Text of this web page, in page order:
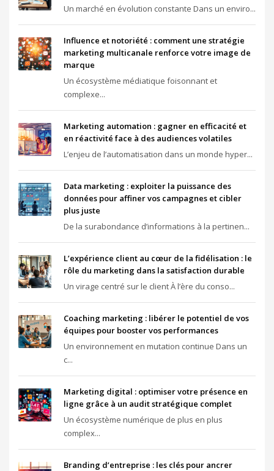
Un marché en évolution constante Dans un enviro...
Influence et notoriété : comment une stratégie
marketing multicanale renforce votre image de
marque
Un écosystème médiatique foisonnant et
complexe...
Marketing automation : gagner en efficacité et
en réactivité face à des audiences volatiles
L’enjeu de l’automatisation dans un monde hyper...
Data marketing : exploiter la puissance des
données pour affiner vos campagnes et cibler
plus juste
De la surabondance d’informations à la pertinen...
L’expérience client au cœur de la fidélisation : le
rôle du marketing dans la satisfaction durable
Un virage centré sur le client À l’ère du conso...
Coaching marketing : libérer le potentiel de vos
équipes pour booster vos performances
Un environnement en mutation continue Dans un
c...
Marketing digital : optimiser votre présence en
ligne grâce à un audit stratégique complet
Un écosystème numérique de plus en plus
complex...
Branding d’entreprise : les clés pour ancrer